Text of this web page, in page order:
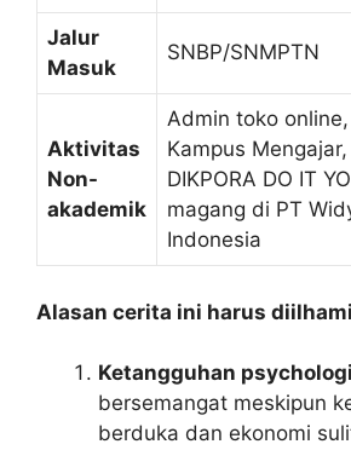
Jalur
Masuk
SNBP/SNMPTN
Aktivitas
Non-
akademik
Admin toko
Kampus
DIKPORA DO IT
magang di PT
Indonesia
Alasan cerita ini harus
Ketangguhan
bersemangat meskipun
berduka dan ekonomi